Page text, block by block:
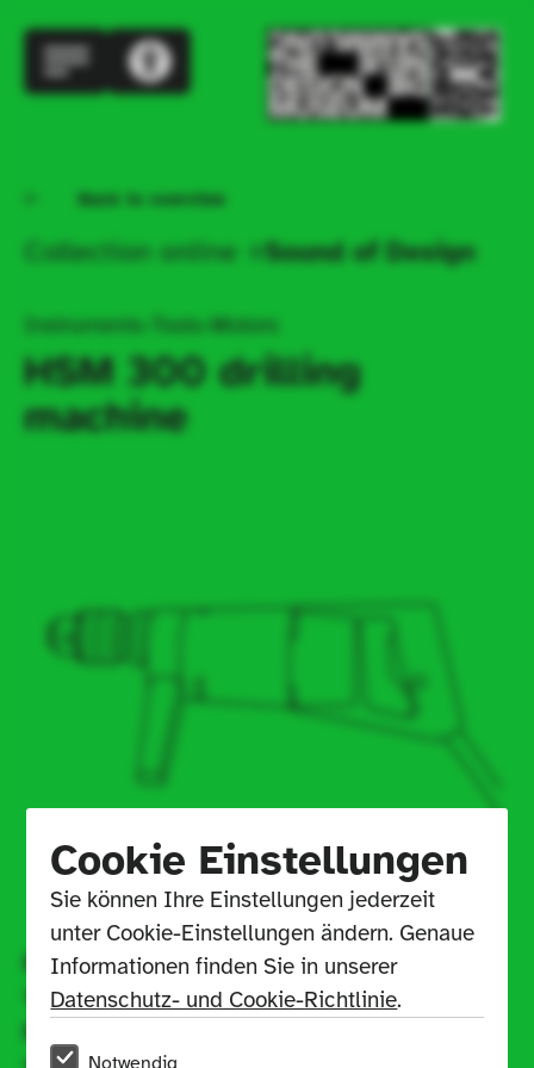
Cookie Einstellungen
Sie können Ihre Einstellungen jederzeit
unter Cookie-Einstellungen ändern. Genaue
Informationen finden Sie in unserer
Datenschutz- und Cookie-Richtlinie.
Notwendig
Back to overview
Collection online Sound of Design
Instruments-Tools-Motors
HSM 300 drilling
machine
Design
John, Erich (* 06.02.1932)
Year of
Draft
1962